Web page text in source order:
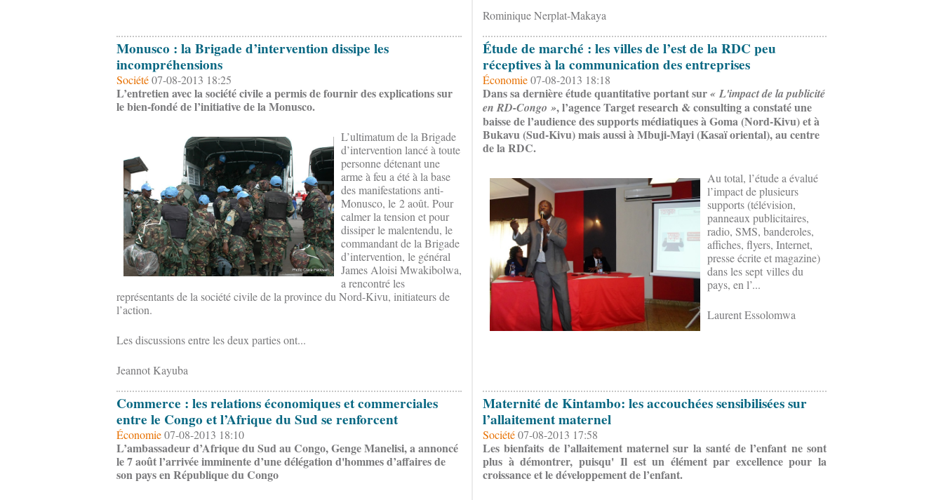
Rominique Nerplat-Makaya
Monusco : la Brigade d’intervention dissipe les
incompréhensions
Société07-08-2013 18:25
L’entretien avec la société civile a permis de fournir des explications sur
le bien-fondé de l’initiative de la Monusco.
L’ultimatum de la Brigade
d’intervention lancé à toute
personne détenant une
arme à feu a été à la base
des manifestations anti-
Monusco, le 2 août. Pour
calmer la tension et pour
dissiper le malentendu, le
commandant de la Brigade
d’intervention, le général
James Aloisi Mwakibolwa,
a rencontré les
représentants de la société civile de la province du Nord-Kivu, initiateurs de
l’action.
Les discussions entre les deux parties ont...
Jeannot Kayuba
Étude de marché : les villes de l’est de la RDC peu
réceptives à la communication des entreprises
Économie07-08-2013 18:18
Dans sa dernière étude quantitative portant sur« L'impact de la publicité
en RD-Congo », l’agence Target research & consulting a constaté une
baisse de l’audience des supports médiatiques à Goma (Nord-Kivu) et à
Bukavu (Sud-Kivu) mais aussi à Mbuji-Mayi (Kasaï oriental), au centre
de la RDC.
Au total, l’étude a évalué
l’impact de plusieurs
supports (télévision,
panneaux publicitaires,
radio, SMS, banderoles,
affiches, flyers, Internet,
presse écrite et magazine)
dans les sept villes du
pays, en l’...
Laurent Essolomwa
Commerce : les relations économiques et commerciales
entre le Congo et l’Afrique du Sud se renforcent
Économie07-08-2013 18:10
L’ambassadeur d’Afrique du Sud au Congo, Genge Manelisi, a annoncé
le 7 août l’arrivée imminente d’une délégation d'hommes d’affaires de
son pays en République du Congo
Maternité de Kintambo: les accouchées sensibilisées sur
l’allaitement maternel
Société07-08-2013 17:58
Les bienfaits de l’allaitement maternel sur la santé de l’enfant ne sont
plus à démontrer, puisqu' Il est un élément par excellence pour la
croissance et le développement de l’enfant.